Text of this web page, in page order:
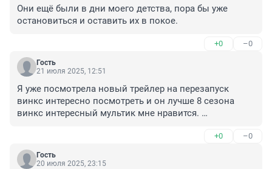
Они ещё были в дни моего детства, пора бы уже
остановиться и оставить их в покое.
+0 –0
Гость
21 июля 2025, 12:51
Я уже посмотрела новый трейлер на перезапуск
винкс интересно посмотреть и он лучше 8 сезона
винкс интересный мультик мне нравится.
+0 –0
Гость
20 июля 2025, 23:15